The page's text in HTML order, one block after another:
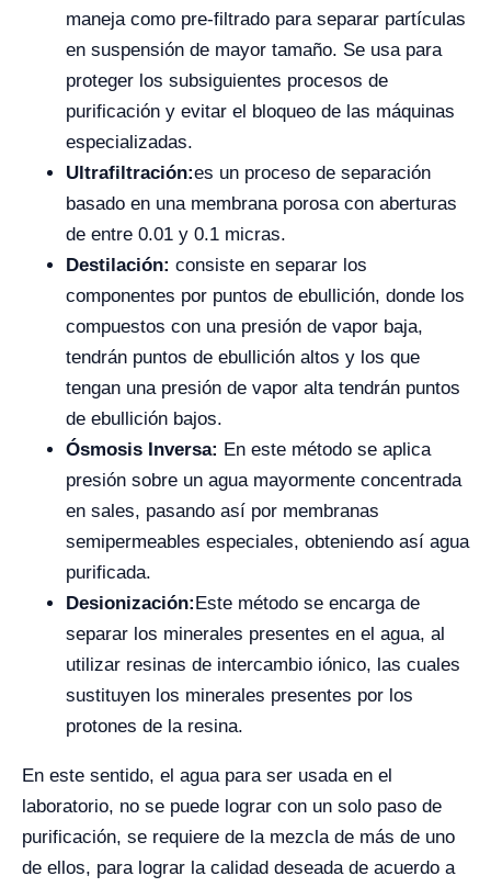
maneja como pre-filtrado para separar partículas
en suspensión de mayor tamaño. Se usa para
proteger los subsiguientes procesos de
purificación y evitar el bloqueo de las máquinas
especializadas.
Ultrafiltración:es un proceso de separación
basado en una membrana porosa con aberturas
de entre 0.01 y 0.1 micras.
Destilación: consiste en separar los
componentes por puntos de ebullición, donde los
compuestos con una presión de vapor baja,
tendrán puntos de ebullición altos y los que
tengan una presión de vapor alta tendrán puntos
de ebullición bajos.
Ósmosis Inversa: En este método se aplica
presión sobre un agua mayormente concentrada
en sales, pasando así por membranas
semipermeables especiales, obteniendo así agua
purificada.
Desionización:Este método se encarga de
separar los minerales presentes en el agua, al
utilizar resinas de intercambio iónico, las cuales
sustituyen los minerales presentes por los
protones de la resina.
En este sentido, el agua para ser usada en el
laboratorio, no se puede lograr con un solo paso de
purificación, se requiere de la mezcla de más de uno
de ellos, para lograr la calidad deseada de acuerdo a